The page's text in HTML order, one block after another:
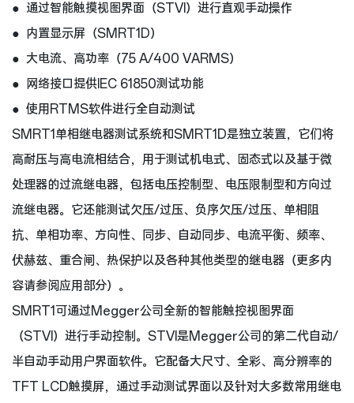
● 通过智能触摸视图界面（STVI）进行直观手动操作
● 内置显示屏（SMRT1D）
● 大电流、高功率（75 A/400 VARMS）
● 网络接口提供IEC 61850测试功能
● 使用RTMS软件进行全自动测试
SMRT1单相继电器测试系统和SMRT1D是独立装置，它们将
高耐压与高电流相结合，用于测试机电式、固态式以及基于微
处理器的过流继电器，包括电压控制型、电压限制型和方向过
流继电器。它还能测试欠压/过压、负序欠压/过压、单相阻
抗、单相功率、方向性、同步、自动同步、电流平衡、频率、
伏赫兹、重合闸、热保护以及各种其他类型的继电器（更多内
容请参阅应用部分）。
SMRT1可通过Megger公司全新的智能触控视图界面
（STVI）进行手动控制。STVI是Megger公司的第二代自动/
半自动手动用户界面软件。它配备大尺寸、全彩、高分辨率的
TFT LCD触摸屏，通过手动测试界面以及针对大多数常用继电